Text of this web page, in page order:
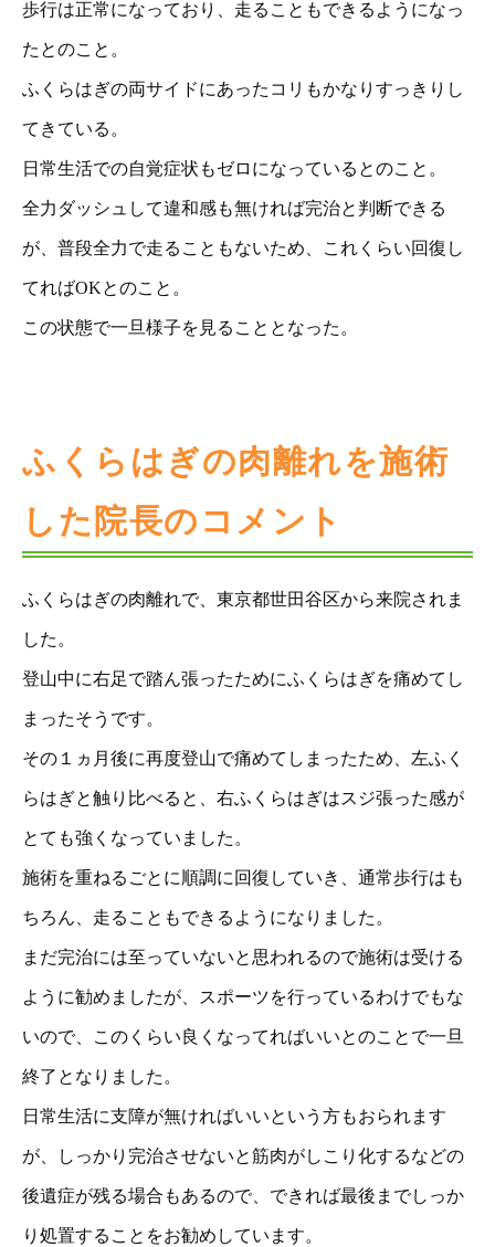
歩行は正常になっており、走ることもできるようになっ
たとのこと。
ふくらはぎの両サイドにあったコリもかなりすっきりし
てきている。
日常生活での自覚症状もゼロになっているとのこと。
全力ダッシュして違和感も無ければ完治と判断できる
が、普段全力で走ることもないため、これくらい回復し
てればOKとのこと。
この状態で一旦様子を見ることとなった。
ふくらはぎの肉離れを施術
した院長のコメント
ふくらはぎの肉離れで、東京都世田谷区から来院されま
した。
登山中に右足で踏ん張ったためにふくらはぎを痛めてし
まったそうです。
その１ヵ月後に再度登山で痛めてしまったため、左ふく
らはぎと触り比べると、右ふくらはぎはスジ張った感が
とても強くなっていました。
施術を重ねるごとに順調に回復していき、通常歩行はも
ちろん、走ることもできるようになりました。
まだ完治には至っていないと思われるので施術は受ける
ように勧めましたが、スポーツを行っているわけでもな
いので、このくらい良くなってればいいとのことで一旦
終了となりました。
日常生活に支障が無ければいいという方もおられます
が、しっかり完治させないと筋肉がしこり化するなどの
後遺症が残る場合もあるので、できれば最後までしっか
り処置することをお勧めしています。